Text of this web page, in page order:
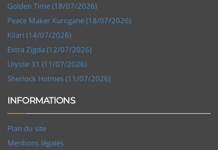
Golden Time (18/07/2026)
Peace Maker Kurogane (18/07/2026)
Kilari (14/07/2026)
Extra Zigda (12/07/2026)
Ulysse 31 (11/07/2026)
Sherlock Holmes (11/07/2026)
INFORMATIONS
Plan du site
Mentions légales